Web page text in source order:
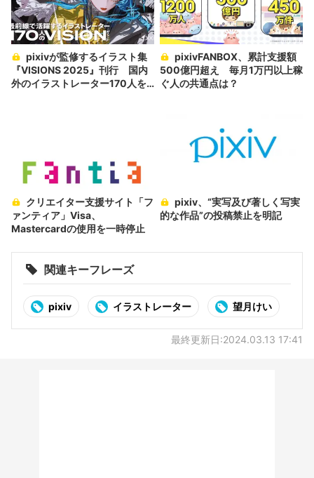
『VISIONS 2025』刊行 国内
外のイラストレーター170人を
500億円超え 毎月1万円以上稼
ぐ人の共通点は？
ァンティア」Visa、
Mastercardの使用を一時停止
的な作品”の投稿禁止を明記
関連キーフレーズ
pixiv イラストレーター 望月けい
最終更新日:2024.03.13 17:41